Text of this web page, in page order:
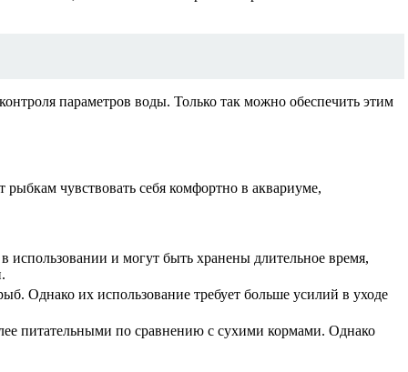
параметров воды. Только так можно обеспечить этим
чувствовать себя комфортно в аквариуме,
и могут быть хранены длительное время,
Однако их использование требует больше усилий в уходе
питательными по сравнению с сухими кормами. Однако